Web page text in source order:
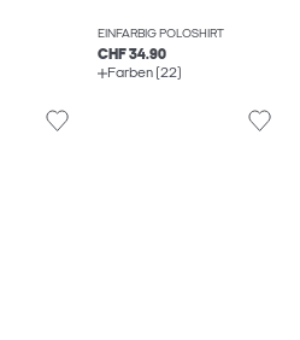
EINFARBIG POLOSHIRT
CHF 34.90
Farben (22)